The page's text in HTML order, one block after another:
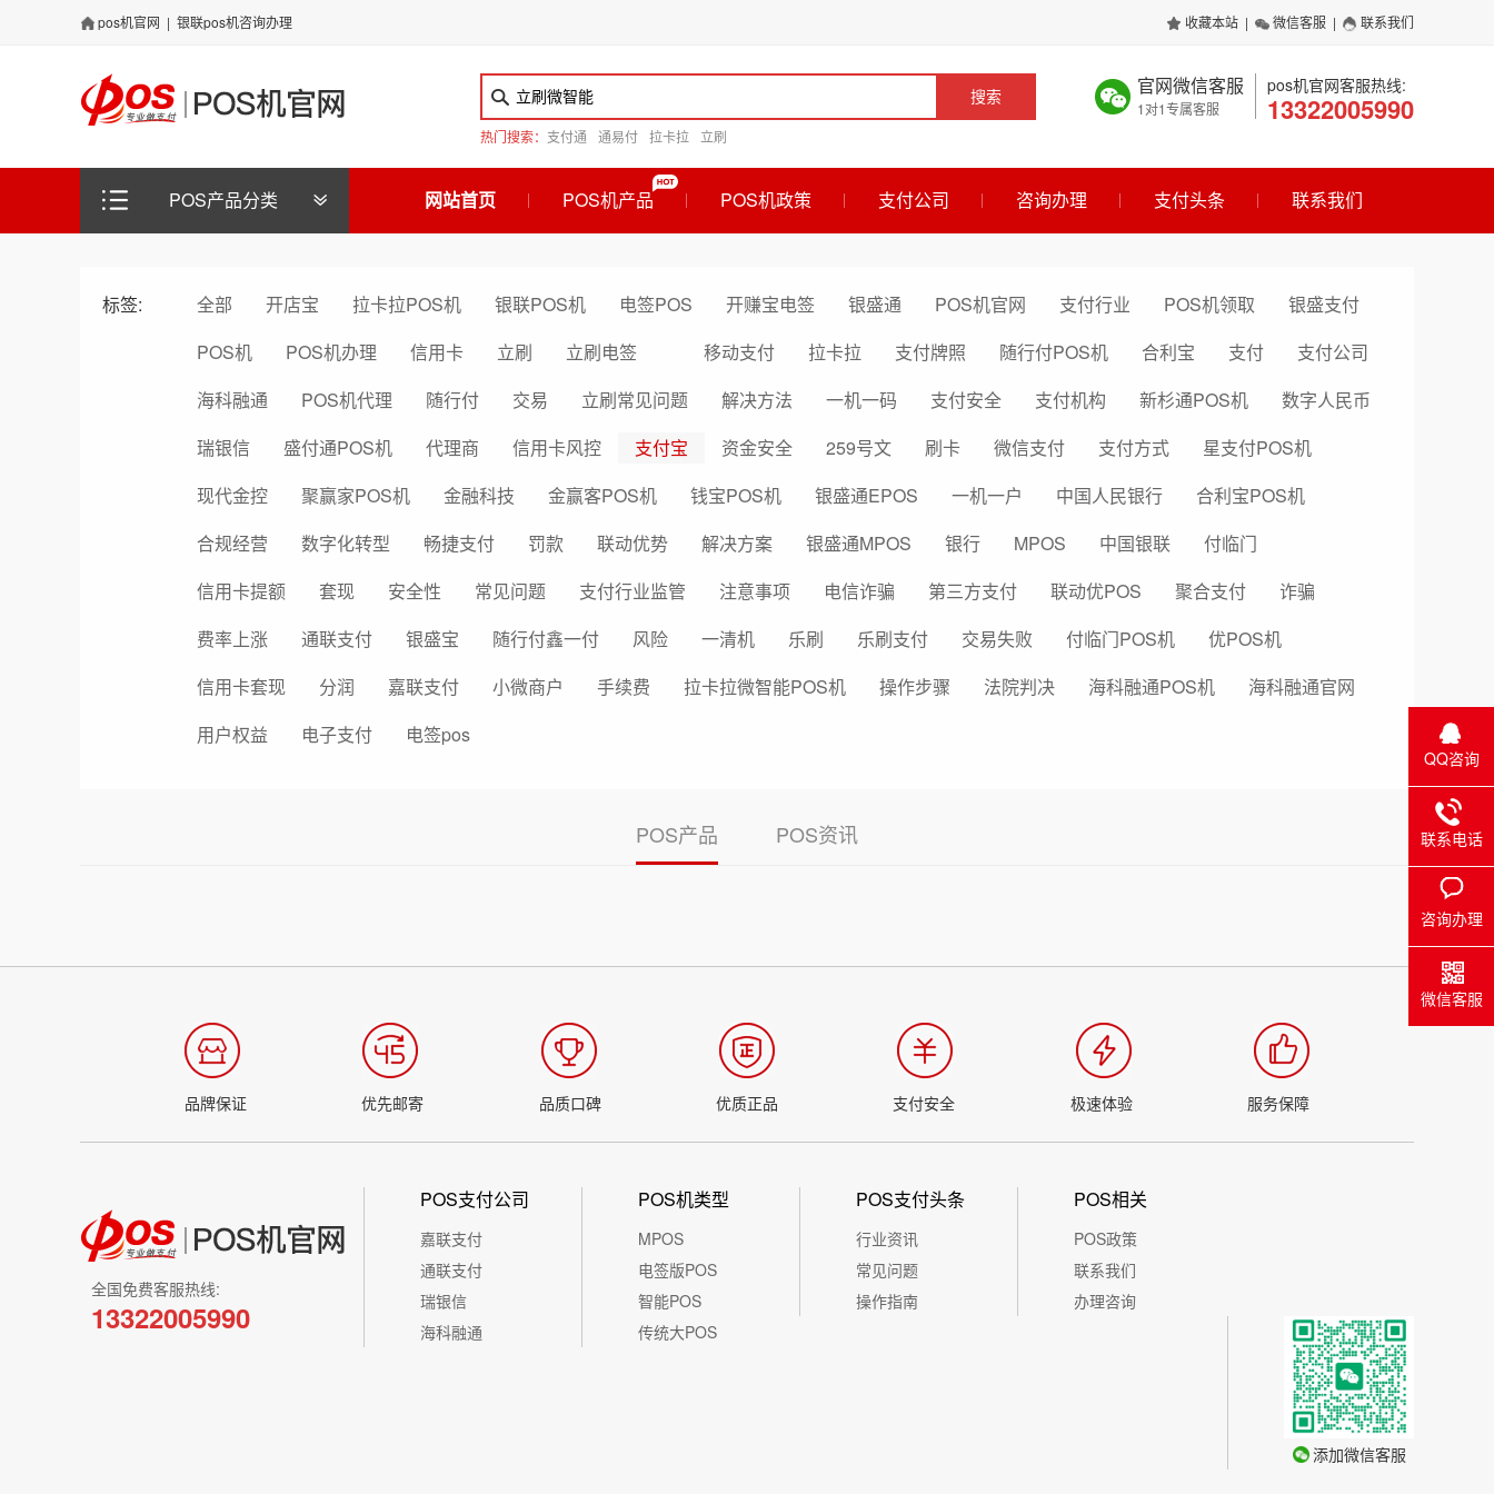
收藏本站 | 微信客服 | 联系我们
pos机官网 | 银联pos机咨询办理
搜索
热门搜索： 支付通 通易付 拉卡拉 立刷
pos机官网客服热线:
13322005990
官网微信客服
1对1专属客服
POS产品分类 网站首页 POS机产品 POS机政策 支付公司 咨询办理 支付头条 联系我们
标签: 全部 开店宝 拉卡拉POS机 银联POS机 电签POS 开赚宝电签 银盛通 POS机官网 支付行业 POS机领取
银盛支付
POS机
POS机办理 信用卡 立刷 立刷电签 移动支付 拉卡拉 支付牌照 随行付POS机 合利宝 支付
支付公司
海科融通
POS机代理 随行付 交易 立刷常见问题 解决方法 一机一码 支付安全 支付机构 新杉通POS机
数字人民币
瑞银信
盛付通POS机 代理商 信用卡风控 支付宝 资金安全 259号文 刷卡 微信支付 支付方式
星支付POS机
现代金控
聚赢家POS机 金融科技 金赢客POS机 钱宝POS机 银盛通EPOS 一机一户 中国人民银行
合利宝POS机
合规经营
数字化转型 畅捷支付 罚款 联动优势 解决方案 银盛通MPOS 银行 MPOS 中国银联
付临门
信用卡提额
套现 安全性 常见问题 支付行业监管 注意事项 电信诈骗 第三方支付 联动优POS 聚合支付
诈骗
费率上涨
通联支付 银盛宝 随行付鑫一付 风险 一清机 乐刷 乐刷支付 交易失败 付临门POS机
优POS机
信用卡套现
分润 嘉联支付 小微商户 手续费 拉卡拉微智能POS机 操作步骤 法院判决 海科融通POS机
海科融通官网
用户权益
电子支付 电签pos
POS产品 POS资讯
品牌保证 优先邮寄 品质口碑 优质正品 支付安全 极速体验 服务保障
全国免费客服热线:
13322005990
POS支付公司
嘉联支付
通联支付
瑞银信
海科融通
POS机类型
MPOS
电签版POS
智能POS
传统大POS
POS支付头条
行业资讯
常见问题
操作指南
POS相关
POS政策
联系我们
办理咨询
添加微信客服
QQ咨询
联系电话
咨询办理
微信客服